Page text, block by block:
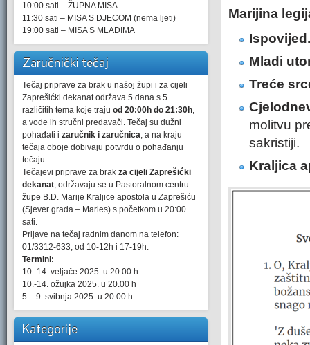
10:00 sati – ŽUPNA MISA
11:30 sati – MISA S DJECOM (nema ljeti)
19:00 sati – MISA S MLADIMA
Zaručnički tečaj
Tečaj priprave za brak u našoj župi i za cijeli
Zaprešićki dekanat održava 5 dana s 5
različitih tema koje traju od 20:00h do 21:30h,
a vode ih stručni predavači. Tečaj su dužni
pohađati i zaručnik i zaručnica, a na kraju
tečaja oboje dobivaju potvrdu o pohađanju
tečaju.
Tečajevi priprave za brak za cijeli Zaprešićki
dekanat, održavaju se u Pastoralnom centru
župe B.D. Marije Kraljice apostola u Zaprešiću
(Sjever grada – Marles) s početkom u 20:00
sati.
Prijave na tečaj radnim danom na telefon:
01/3312-633, od 10-12h i 17-19h.
Termini:
10.-14. veljače 2025. u 20.00 h
10.-14. ožujka 2025. u 20.00 h
5. - 9. svibnja 2025. u 20.00 h
Kategorije
Marijina
Ispovijed.
Mladi
Treće
molitvu
sakristiji.
Kraljica